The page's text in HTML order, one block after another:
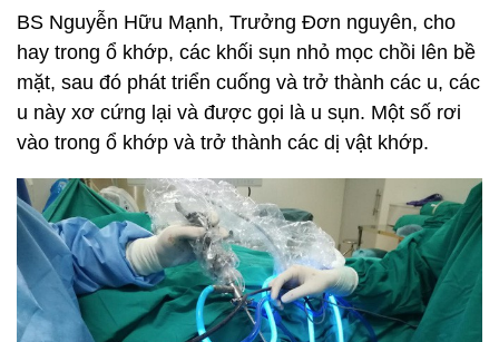
BS Nguyễn Hữu Mạnh, Trưởng Đơn nguyên, cho
hay trong ổ khớp, các khối sụn nhỏ mọc chồi lên bề
mặt, sau đó phát triển cuống và trở thành các u, các
u này xơ cứng lại và được gọi là u sụn. Một số rơi
vào trong ổ khớp và trở thành các dị vật khớp.